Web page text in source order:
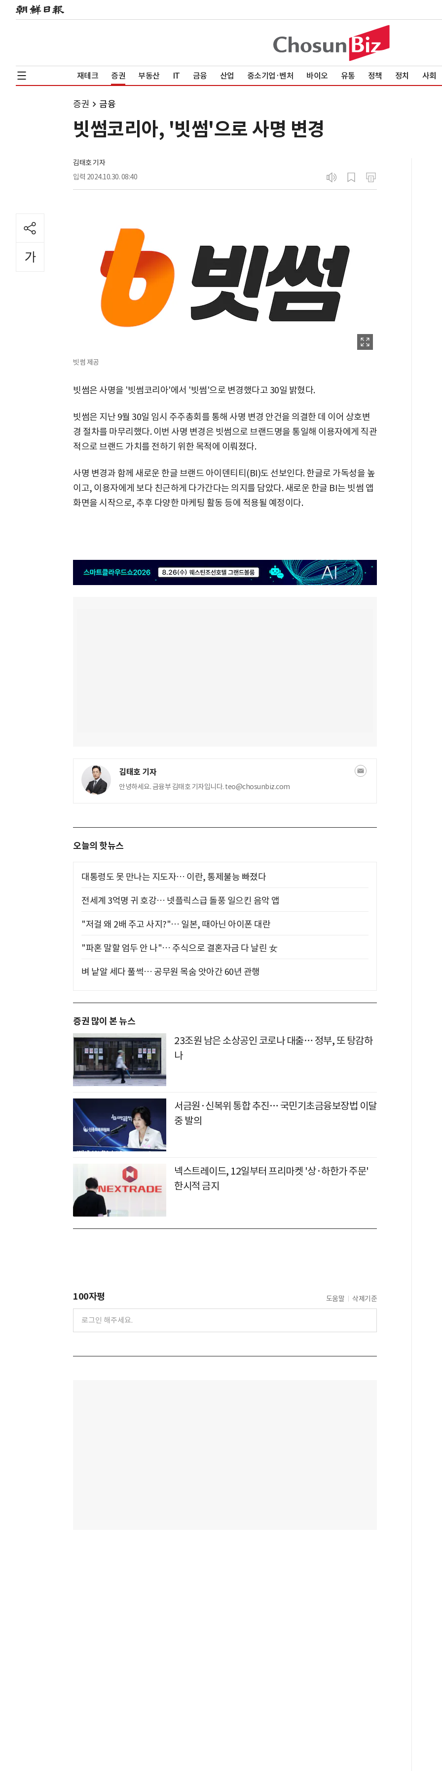
재테크 증권 부동산 IT 금융 산업 중소기업·벤처 바이오 유통 정책 정치 사회
증권 금융
빗썸코리아, '빗썸'으로 사명 변경
김태호 기자
입력 2024.10.30. 08:40
빗썸 제공
빗썸은 사명을 '빗썸코리아'에서 '빗썸'으로 변경했다고 30일 밝혔다.
빗썸은 지난 9월 30일 임시 주주총회를 통해 사명 변경 안건을 의결한 데 이어 상호변
경 절차를 마무리했다. 이번 사명 변경은 빗썸으로 브랜드명을 통일해 이용자에게 직관
적으로 브랜드 가치를 전하기 위한 목적에 이뤄졌다.
사명 변경과 함께 새로운 한글 브랜드 아이덴티티(BI)도 선보인다. 한글로 가독성을 높
이고, 이용자에게 보다 친근하게 다가간다는 의지를 담았다. 새로운 한글 BI는 빗썸 앱
화면을 시작으로, 추후 다양한 마케팅 활동 등에 적용될 예정이다.
김태호 기자
안녕하세요. 금융부 김태호 기자입니다. teo@chosunbiz.com
오늘의 핫뉴스
대통령도 못 만나는 지도자… 이란, 통제불능 빠졌다
전세계 3억명 귀 호강… 넷플릭스급 돌풍 일으킨 음악 앱
"저걸 왜 2배 주고 사지?"… 일본, 때아닌 아이폰 대란
"파혼 말할 엄두 안 나"… 주식으로 결혼자금 다 날린 女
벼 낱알 세다 풀썩… 공무원 목숨 앗아간 60년 관행
증권 많이 본 뉴스
23조원 남은 소상공인 코로나 대출… 정부, 또 탕감하
나
서금원·신복위 통합 추진… 국민기초금융보장법 이달
중 발의
넥스트레이드, 12일부터 프리마켓 '상·하한가 주문'
한시적 금지
100자평 도움말 삭제기준